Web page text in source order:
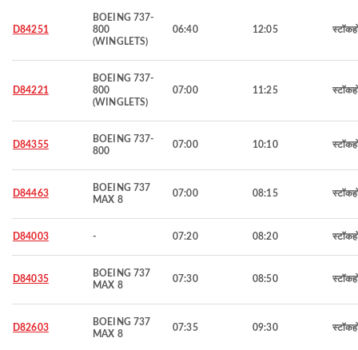
D84251
BOEING 737-
800
(WINGLETS)
06:40 12:05
D84221
BOEING 737-
800
(WINGLETS)
07:00 11:25
D84355
BOEING 737-
800
07:00 10:10
D84463
BOEING 737
MAX 8
07:00 08:15
D84003 - 07:20 08:20
D84035
BOEING 737
MAX 8
07:30 08:50
D82603
BOEING 737
MAX 8
07:35 09:30